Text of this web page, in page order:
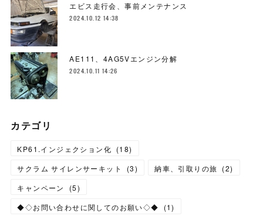
エビス走行会、事前メンテナンス
2024.10.12 14:38
AE111、4AG5Vエンジン分解
2024.10.11 14:26
カテゴリ
KP61.インジェクション化 (18)
サクラム サイレンサーキット
(3) 納車、引取りの旅 (2)
キャンペーン
(5)
◆◇お問い合わせに関してのお願い◇◆
(1)